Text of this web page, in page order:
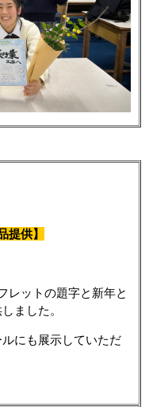
提供】
レットの題字と新年と
ました。
にも展示していただ